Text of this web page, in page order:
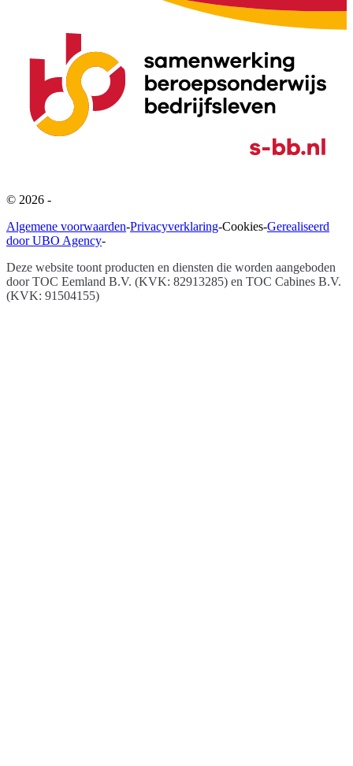
© 2026 -
Algemene voorwaarden-Privacyverklaring-Cookies-Gerealiseerd
door UBO Agency-
Deze website toont producten en diensten die worden aangeboden
doorTOC Eemland B.V. (KVK: 82913285) en TOC Cabines B.V.
(KVK: 91504155)